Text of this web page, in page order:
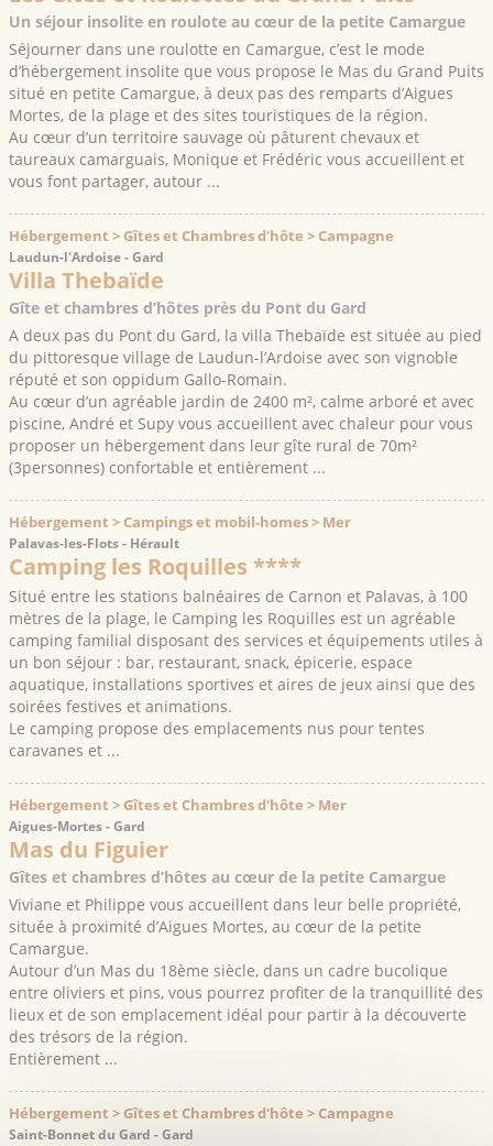
Un séjour insolite en roulote au cœur de la petite Camargue
Séjourner dans une roulotte en Camargue, c’est le mode
d’hébergement insolite que vous propose le Mas du Grand Puits
situé en petite Camargue, à deux pas des remparts d’Aigues
Mortes, de la plage et des sites touristiques de la région.
Au cœur d’un territoire sauvage où pâturent chevaux et
taureaux camarguais, Monique et Frédéric vous accueillent et
vous font partager, autour ...
Hébergement > Gîtes et Chambres d'hôte > Campagne
Laudun-l'Ardoise - Gard
Villa Thebaïde
Gîte et chambres d’hôtes près du Pont du Gard
A deux pas du Pont du Gard, la villa Thebaïde est située au pied
du pittoresque village de Laudun-l’Ardoise avec son vignoble
réputé et son oppidum Gallo-Romain.
Au cœur d’un agréable jardin de 2400 m², calme arboré et avec
piscine, André et Supy vous accueillent avec chaleur pour vous
proposer un hébergement dans leur gîte rural de 70m²
(3personnes) confortable et entièrement ...
Hébergement > Campings et mobil-homes > Mer
Palavas-les-Flots - Hérault
Camping les Roquilles ****
Situé entre les stations balnéaires de Carnon et Palavas, à 100
mètres de la plage, le Camping les Roquilles est un agréable
camping familial disposant des services et équipements utiles à
un bon séjour : bar, restaurant, snack, épicerie, espace
aquatique, installations sportives et aires de jeux ainsi que des
soirées festives et animations.
Le camping propose des emplacements nus pour tentes
caravanes et ...
Hébergement > Gîtes et Chambres d'hôte > Mer
Aigues-Mortes - Gard
Mas du Figuier
Gîtes et chambres d’hôtes au cœur de la petite Camargue
Viviane et Philippe vous accueillent dans leur belle propriété,
située à proximité d’Aigues Mortes, au cœur de la petite
Camargue.
Autour d’un Mas du 18ème siècle, dans un cadre bucolique
entre oliviers et pins, vous pourrez profiter de la tranquillité des
lieux et de son emplacement idéal pour partir à la découverte
des trésors de la région.
Entièrement ...
Hébergement > Gîtes et Chambres d'hôte > Campagne
Saint-Bonnet du Gard - Gard